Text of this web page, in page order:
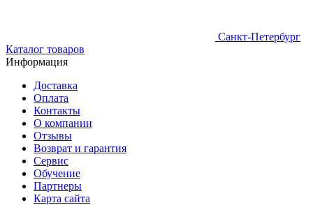
Санкт-Петербург
Каталог товаров
Информация
Доставка
Оплата
Контакты
О компании
Отзывы
Возврат и гарантия
Сервис
Обучение
Партнеры
Карта сайта